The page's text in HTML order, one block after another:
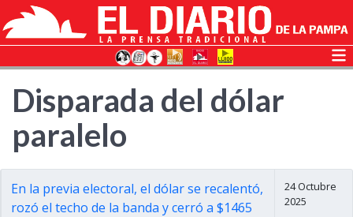
Disparada del dólar
paralelo
En la previa electoral, el dólar se recalentó,
rozó el techo de la banda y cerró a $1465
24 Octubre
2025